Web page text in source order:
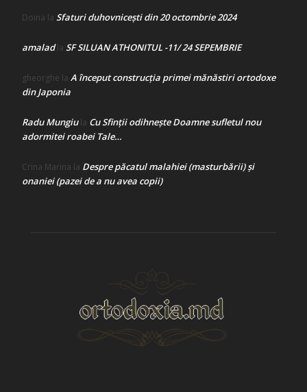
Doina la Sfaturi duhovnicești din 20 octombrie 2024
amaladla SF SILUAN ATHONITUL -11/ 24 SEPEMBRIE
gheorghe la A început construcţia primei mănăstiri ortodoxe
din Japonia
Radu Mungiula Cu Sfinții odihnește Doamne sufletul nou
adormitei roabei Tale…
Crina Marina la Despre păcatul malahiei (masturbării) şi
onaniei (pazei de a nu avea copii)